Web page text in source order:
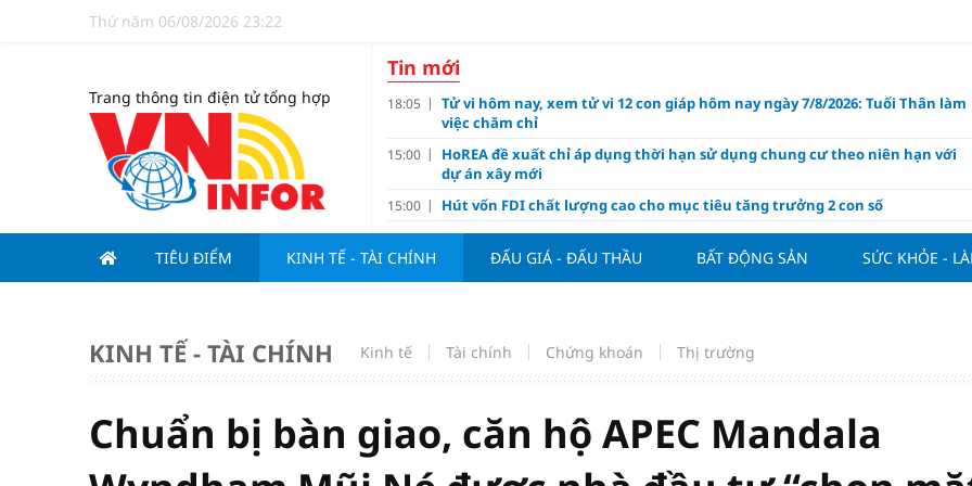
Thứ năm 06/08/2026 23:22
Trang thông tin điện tử tổng hợp
Tin mới
18:05
Tử vi hôm nay, xem tử vi 12 con giáp hôm nay ngày 7/8/2026: Tuổi Thân làm
việc chăm chỉ
15:00
HoREA đề xuất chỉ áp dụng thời hạn sử dụng chung cư theo niên hạn với
dự án xây mới
15:00 Hút vốn FDI chất lượng cao cho mục tiêu tăng trưởng 2 con số
13:15 Động lực nào để Việt Nam hiện thực hóa mục tiêu tăng trưởng 10%?
13:00 Nghiên cứu tính tiền gửi Kho bạc vào nguồn vốn huy động của ngân hàng
10:10 Giá vàng hôm nay 6/8: "Nhảy vọt" sau một đêm
nảy lửa của Hoàng Hên
09:15 Đề xuất đưa kim cương vào ngành nghề kinh doanh có điều kiện như vàng
TIÊU ĐIỂM KINH TẾ - TÀI CHÍNH ĐẤU GIÁ - ĐẤU THẦU BẤT ĐỘNG SẢN SỨC KHỎE -
KINH TẾ - TÀI CHÍNH Kinh tế Tài chính Chứng khoán Thị trường
Chuẩn bị bàn giao, căn hộ APEC Mandala